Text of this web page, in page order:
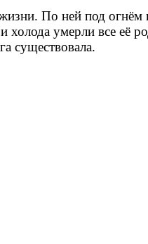
По ней под огнём
умерли все её
существовала.